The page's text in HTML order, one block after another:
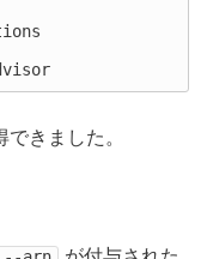
きました。